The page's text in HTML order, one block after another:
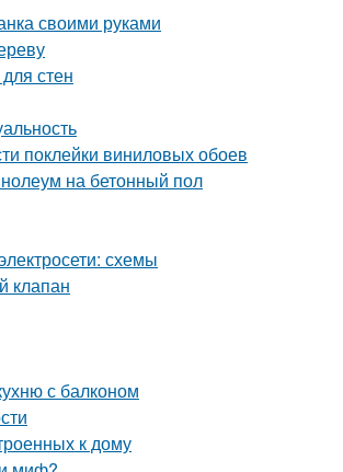
своими руками
стен
поклейки виниловых обоев
на бетонный пол
схемы
клапан
с балконом
к дому